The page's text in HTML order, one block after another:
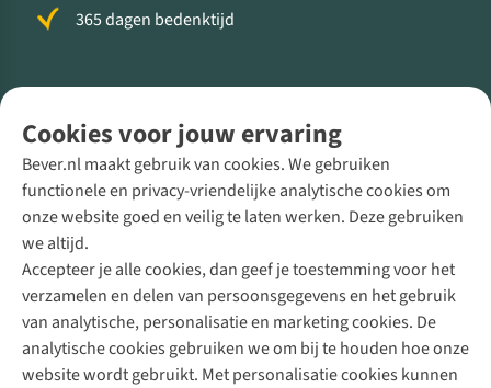
Cookies voor jouw ervaring
Bever.nl maakt gebruik van cookies. We gebruiken
functionele en privacy-vriendelijke analytische cookies om
onze website goed en veilig te laten werken. Deze gebruiken
we altijd.
Accepteer je alle cookies, dan geef je toestemming voor het
verzamelen en delen van persoonsgegevens en het gebruik
van analytische, personalisatie en marketing cookies. De
analytische cookies gebruiken we om bij te houden hoe onze
website wordt gebruikt. Met personalisatie cookies kunnen
365 dagen bedenktijd
Direct advies van een Buitenexpert
+31 (0)85 888 50 88
+31 6 12 28 49 80
Contactformulier